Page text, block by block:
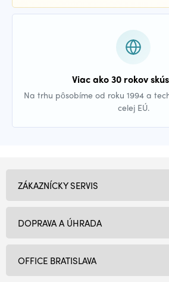
Viac ako 30 rokov
Na trhu pôsobíme od roku 1994 a
celej EÚ.
OFFICE BRATISLAVA
ZÁKAZNÍCKY SERVIS
DOPRAVA A ÚHRADA